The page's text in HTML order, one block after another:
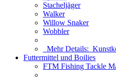
Stacheljäger
Walker
Willow Snaker
Wobbler
Mehr Details:
Futtermittel und Boilies
FTM Fishing Tackle